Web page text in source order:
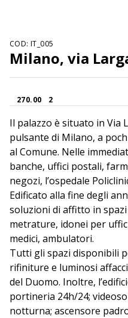
COD: IT_005
Milano, via
270.00 2
Il palazzo è situato in Via
pulsante di Milano, a
al Comune. Nelle
banche, uffici postali,
negozi, l’ospedale
Edificato alla fine degli
soluzioni di affitto in
metrature, idonei per
medici, ambulatori.
Tutti gli spazi disponibili
rifiniture e luminosi
del Duomo. Inoltre,
portineria 24h/24;
notturna; ascensore